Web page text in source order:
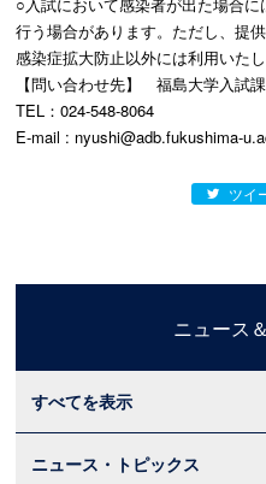
行う場合があります。ただし、提
感染症拡大防止以外には利用いたし
【問い合わせ先】 福島大学入試課
TEL： 024-548-8064
E-mail : nyushi@adb.fukushima-
ツイ
ニュース
すべてを表示
ニュース・トピックス